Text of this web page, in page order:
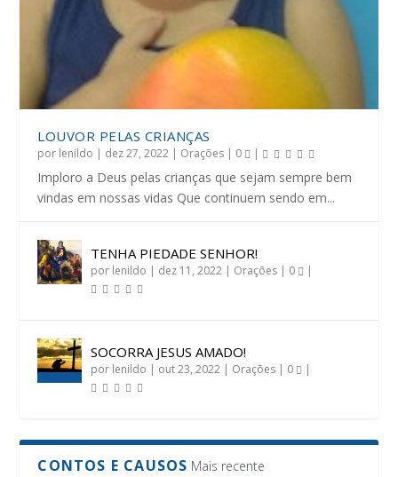
LOUVOR PELAS CRIANÇAS
por lenildo | dez 27, 2022 | Orações | 0 |
Imploro a Deus pelas crianças que sejam sempre bem
vindas em nossas vidas Que continuem sendo em...
TENHA PIEDADE SENHOR!
por lenildo | dez 11, 2022 | Orações | 0 |
SOCORRA JESUS AMADO!
por lenildo | out 23, 2022 | Orações | 0 |
CONTOS E CAUSOS Mais recente